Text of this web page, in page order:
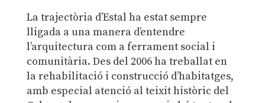
La trajectòria d’Estal ha estat sempre
lligada a una manera d’entendre
l’arquitectura com a ferrament social i
comunitària. Des del 2006 ha treballat en
la rehabilitació i construcció d’habitatges,
amb especial atenció al teixit històric del